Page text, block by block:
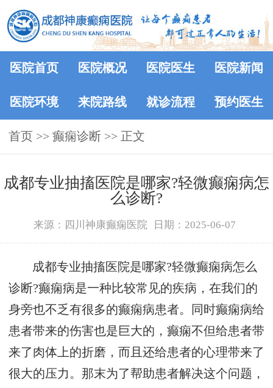
医院首页 医院概况 医院医生 医院新闻
医院环境 来院路线 就诊流程 预约医生
首页 >> 癫痫诊断 >> 正文
成都专业抽搐医院是哪家?轻微癫痫病怎
么诊断?
来源：四川神康癫痫医院 日期：2025-06-07
成都专业抽搐医院是哪家?轻微癫痫病怎么
诊断?癫痫病是一种比较常见的疾病，在我们的
身旁也不乏有很多的癫痫病患者。同时癫痫病给
患者带来的伤害也是巨大的，癫痫不但给患者带
来了肉体上的折磨，而且还给患者的心理带来了
很大的压力。那末为了帮助患者解决这个问题，